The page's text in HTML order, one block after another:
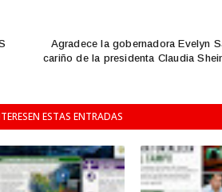
Agradece la gobernadora Evelyn
cariño de la presidenta Claudia
ESTAS ENTRADAS